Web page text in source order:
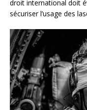
droit international doit
sécuriser l’usage des